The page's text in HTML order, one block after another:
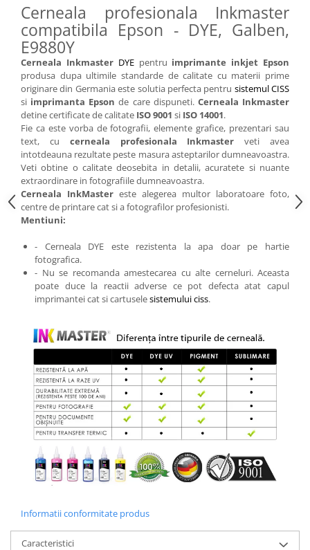
Cerneala profesionala Inkmaster
compatibila Epson - DYE, Galben,
E9880Y
Cerneala Inkmaster DYEpentru imprimante inkjet Epson
produsa dupa ultimile standarde de calitate cu materii prime
originare din Germania este solutia perfecta pentru sistemul CISS
si imprimanta Epson de care dispuneti. Cerneala Inkmaster
detine certificate de calitate ISO 9001 si ISO 14001.
Fie ca este vorba de fotografii, elemente grafice, prezentari sau
text, cu cerneala profesionala Inkmaster veti avea
intotdeauna rezultate peste masura asteptarilor dumneavoastra.
Veti obtine o calitate deosebita in detalii, acuratete si nuante
extraordinare in fotografiile dumneavoastra.
Cerneala InkMaster este alegerea multor laboratoare foto,
centre de printare cat si a fotografilor profesionisti.
Mentiuni:
- Cerneala DYE este rezistenta la apa doar pe hartie
fotografica.
- Nu se recomanda amestecarea cu alte cerneluri. Aceasta
poate duce la reactii adverse ce pot defecta atat capul
imprimantei cat si cartuselesistemului ciss.
Informatii conformitate produs
Caracteristici